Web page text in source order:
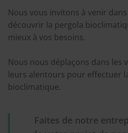
Nous vous invitons à venir
découvrir la pergola
mieux à vos besoins.
Nous nous déplaçons dans les
leurs alentours pour effectuer
bioclimatique.
Faites de notre